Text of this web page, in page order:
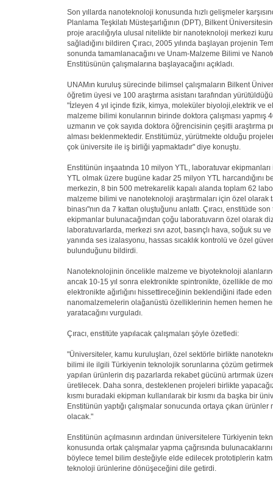
Son yıllarda nanoteknoloji konusunda hızlı gelişmeler
Planlama Teşkilatı Müsteşarlığının (DPT), Bilkent
proje aracılığıyla ulusal nitelikte bir nanoteknoloji merkezi
sağladığını bildiren Çıracı, 2005 yılında başlayan projenin
sonunda tamamlanacağını ve Unam-Malzeme Bilimi ve
Enstitüsünün çalışmalarına başlayacağını açıkladı.
UNAMın kuruluş sürecinde bilimsel çalışmaların Bilkent
öğretim üyesi ve 100 araştırma asistanı tarafından
"İzleyen 4 yıl içinde fizik, kimya, moleküler biyoloji,elektrik ve
malzeme bilimi konularının birinde doktora çalışması yapmış
uzmanın ve çok sayıda doktora öğrencisinin çeşitli araştırma
alması beklenmektedir. Enstitümüz, yürütmekte olduğu
çok üniversite ile iş birliği yapmaktadır" diye konuştu.
Enstitünün inşaatında 10 milyon YTL, laboratuvar
YTL olmak üzere bugüne kadar 25 milyon YTL harcandığını
merkezin, 8 bin 500 metrekarelik kapalı alanda toplam 62
malzeme bilimi ve nanoteknoloji araştırmaları için özel olarak
binası"nın da 7 kattan oluştuğunu anlattı. Çıracı, enstitüde
ekipmanlar bulunacağından çoğu laboratuvarın özel olarak
laboratuvarlarda, merkezi sıvı azot, basınçlı hava, soğuk su ve
yanında ses izalasyonu, hassas sıcaklık kontrolü ve özel
bulunduğunu bildirdi.
Nanoteknolojinin öncelikle malzeme ve biyoteknoloji
ancak 10-15 yıl sonra elektronikte spintronikte, özellikle de
elektronikte ağırlığını hissettireceğinin beklendiğini ifade eden
nanomalzemelerin olağanüstü özelliklerinin hemen hemen
yaratacağını vurguladı.
Çıracı, enstitüte yapılacak çalışmaları şöyle özetledi:
"Üniversiteler, kamu kuruluşları, özel sektörle birlikte
bilimi ile ilgili Türkiyenin teknolojik sorunlarına çözüm
yapılan ürünlerin dış pazarlarda rekabet gücünü artırmak
üretilecek. Daha sonra, desteklenen projeleri birlikte
kısmı buradaki ekipman kullanılarak bir kısmı da başka bir
Enstitünün yaptığı çalışmalar sonucunda ortaya çıkan
olacak."
Enstitünün açılmasının ardından üniversitelere Türkiyenin
konusunda ortak çalışmalar yapma çağrısında
böylece temel bilim desteğiyle elde edilecek prototiplerin
teknoloji ürünlerine dönüşeceğini dile getirdi.